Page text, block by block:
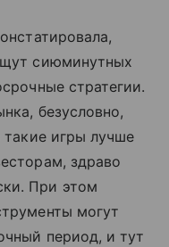
сиюминутных
стратегии.
безусловно,
такие игры лучше
здраво
При этом
могут
период, и тут